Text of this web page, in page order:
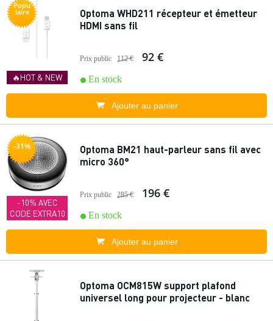
Popu
laire
🔥HOT & NEW
Optoma WHD211 récepteur et émetteur
HDMI sans fil
Prix public 112 € 92 €
En stock
Ajouter au panier
-31%
-10% AVEC
CODE EXTRA10
Optoma BM21 haut-parleur sans fil avec
micro 360°
Prix public 285 € 196 €
En stock
Ajouter au panier
Optoma OCM815W support plafond
universel long pour projecteur - blanc